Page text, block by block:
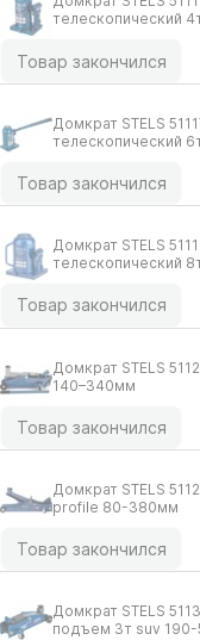
телескопический
Товар закончился
Домкрат STELS
телескопический
Товар закончился
Домкрат STELS
телескопический
Товар закончился
Домкрат STELS
140–340мм
Товар закончился
Домкрат STELS
profile 80-380мм
Товар закончился
Домкрат STELS
подъем 3т suv